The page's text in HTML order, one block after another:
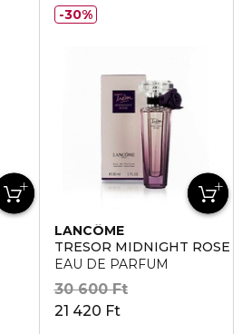
LANCÔME
TRESOR MIDNIGHT ROSE
EAU DE PARFUM
21 420 Ft
30 600 Ft
30%